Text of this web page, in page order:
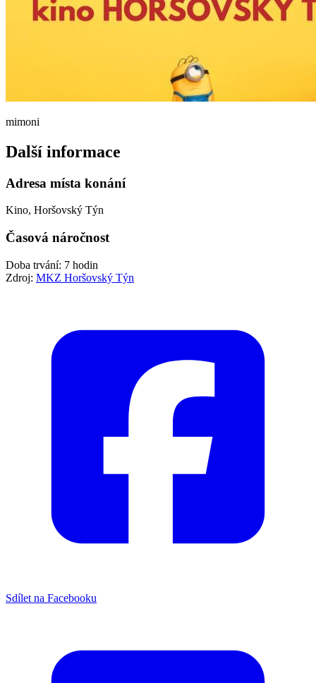
mimoni
Další informace
Adresa místa konání
Kino, Horšovský Týn
Časová náročnost
Doba trvání: 7 hodin
Zdroj: MKZ Horšovský Týn
Sdílet na Facebooku